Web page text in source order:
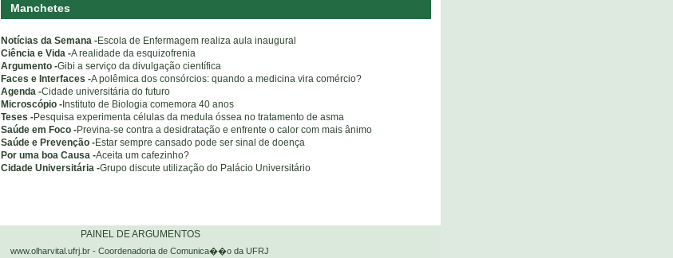
Manchetes
Notícias da Semana -Escola de Enfermagem realiza aula inaugural
Ciência e Vida -A realidade da esquizofrenia
Argumento -Gibi a serviço da divulgação científica
Faces e Interfaces -A polêmica dos consórcios: quando a medicina vira comércio?
Agenda -Cidade universitária do futuro
Microscópio - Instituto de Biologia comemora 40 anos
Teses -Pesquisa experimenta células da medula óssea no tratamento de asma
Saúde em Foco -Previna-se contra a desidratação e enfrente o calor com mais ânimo
Saúde e Prevenção -Estar sempre cansado pode ser sinal de doença
Por uma boa Causa -Aceita um cafezinho?
Cidade Universitária -Grupo discute utilização do Palácio Universitário
www.olharvital.ufrj.br - Coordenadoria de Comunica��o da UFRJ
PAINEL DE ARGUMENTOS